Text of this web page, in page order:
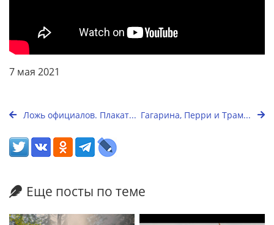
7 мая 2021
Ложь официалов. Плакат... Гагарина, Перри и Трам...
Еще посты по теме